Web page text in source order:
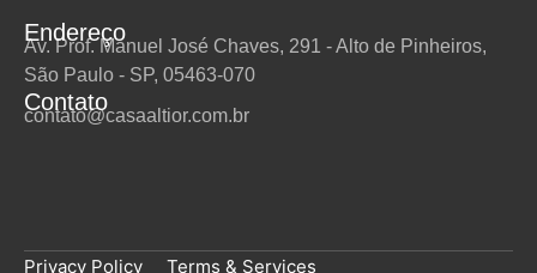
Endereço
Av. Prof. Manuel José Chaves, 291 - Alto de Pinheiros,
São Paulo - SP, 05463-070
Contato
contato@casaaltior.com.br
Privacy Policy Terms & Services